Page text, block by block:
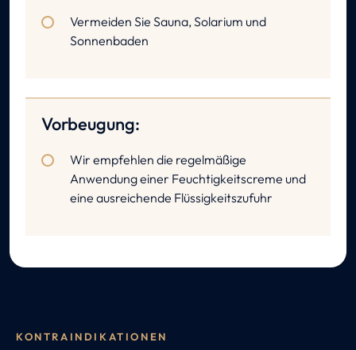
Vermeiden Sie Sauna, Solarium und
Sonnenbaden
Vorbeugung:
Wir empfehlen die regelmäßige
Anwendung einer Feuchtigkeitscreme und
eine ausreichende Flüssigkeitszufuhr
KONTRAINDIKATIONEN